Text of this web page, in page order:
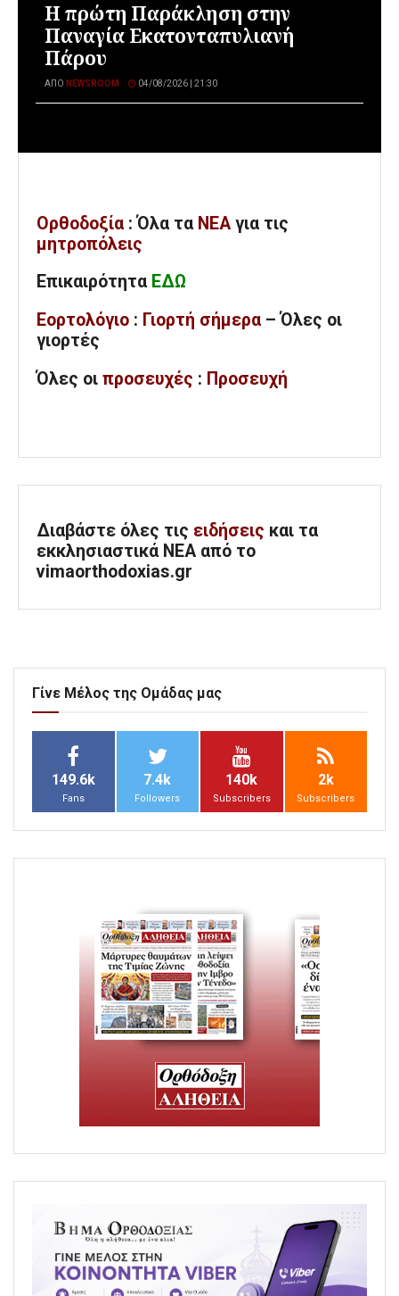
Η πρώτη Παράκληση στην
Παναγία Εκατονταπυλιανή
Πάρου
ΑΠΌ NEWSROOM 04/08/2026 | 21:30
Ορθοδοξία : Όλα τα ΝΕΑ για τις
μητροπόλεις
Επικαιρότητα ΕΔΩ
Εορτολόγιο : Γιορτή σήμερα – Όλες οι
γιορτές
Όλες οι προσευχές : Προσευχή
Διαβάστε όλες τις ειδήσεις και τα
εκκλησιαστικά ΝΕΑ από το
vimaorthodoxias.gr
Γίνε Μέλος της Ομάδας μας
149.6k
Fans
7.4k
Followers
140k
Subscribers
2k
Subscribers